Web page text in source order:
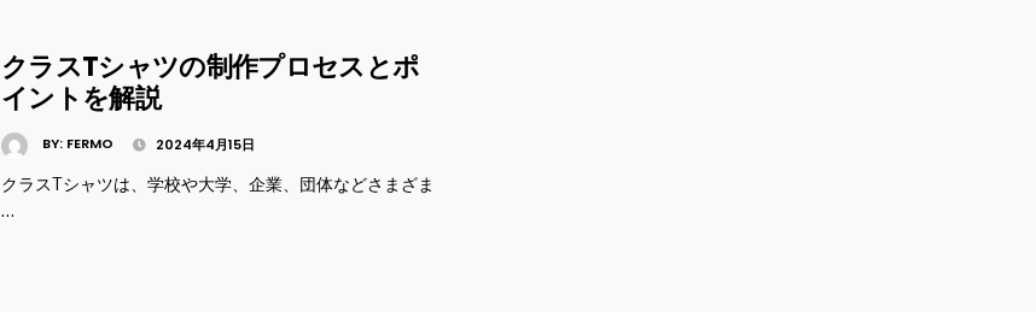
クラスTシャツの制作プロセスとポ
イントを解説
BY: FERMO 2024年4月15日
クラスTシャツは、学校や大学、企業、団体などさまざま
…